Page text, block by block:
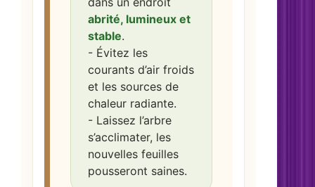
abrité, lumineux et
stable.
- Évitez les
courants d’air froids
et les sources de
chaleur radiante.
- Laissez l’arbre
s’acclimater, les
nouvelles feuilles
pousseront saines.